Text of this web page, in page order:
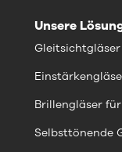
Unsere
Gleitsichtgläser
Brillengläser
Selbsttönende